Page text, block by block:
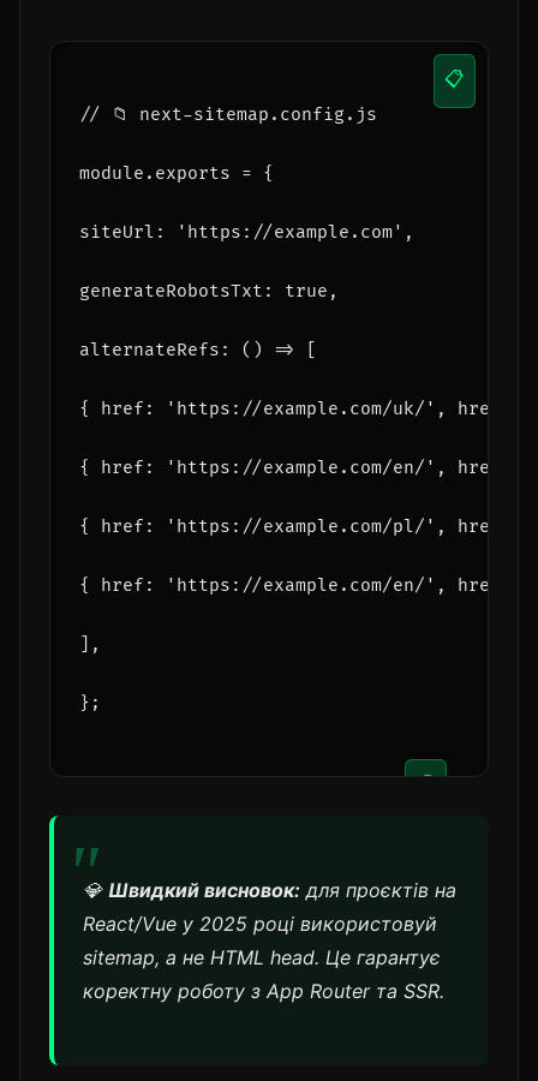
// 📁 next-sitemap.config.js
module.exports = {
siteUrl: 'https://example.com',
generateRobotsTxt: true,
alternateRefs: () => [
{ href: 'https://example.com/uk/',
{ href: 'https://example.com/en/',
{ href: 'https://example.com/pl/',
{ href: 'https://example.com/en/',
],
};
📋
💎 Швидкий висновок: для проєктів на
React/Vue у 2025 році використовуй
sitemap, а не HTML head. Це гарантує
коректну роботу з App Router та SSR.